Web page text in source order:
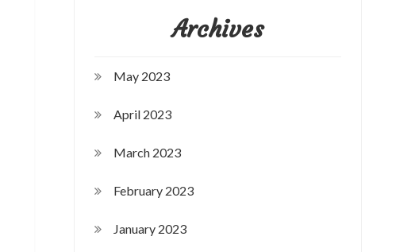
Archives
May 2023
April 2023
March 2023
February 2023
January 2023